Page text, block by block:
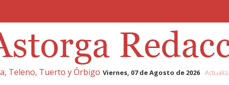
Teleno, Tuerto y Órbigo Viernes, 07 de Agosto de 2026